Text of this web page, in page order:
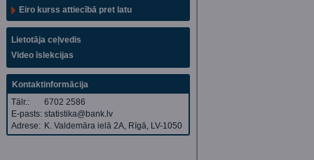
Eiro kurss attiecībā pret latu
Lietotāja ceļvedis
Video īslekcijas
Kontaktinformācija
Tālr.:
6702 2586
E-pasts: statistika@bank.lv
Adrese: K. Valdemāra ielā 2A, Rīgā, LV-1050